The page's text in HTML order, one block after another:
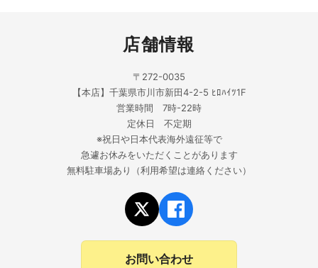
店舗情報
〒272-0035
【本店】千葉県市川市新田4-2-5 ﾋﾛﾊｲﾂ1F
営業時間 7時-22時
定休日 不定期
※祝日や日本代表海外遠征等で
急遽お休みをいただくことがあります
無料駐車場あり（利用希望は連絡ください）
お問い合わせ